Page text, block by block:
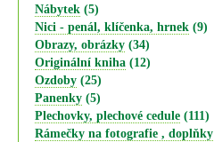
Nábytek (5)
Nici - penál, klíčenka, hrnek (9)
Obrazy, obrázky (34)
Originální kniha (12)
Ozdoby (25)
Panenky (5)
Plechovky, plechové cedule (111)
Rámečky na fotografie , doplňky